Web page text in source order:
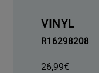
VINYL
R16298208
26,99€